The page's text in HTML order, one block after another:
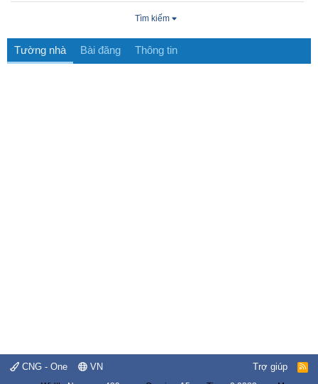
Tìm kiếm
Tường nhà Bài đăng Thông tin
CNG - One VN Trợ giúp
R